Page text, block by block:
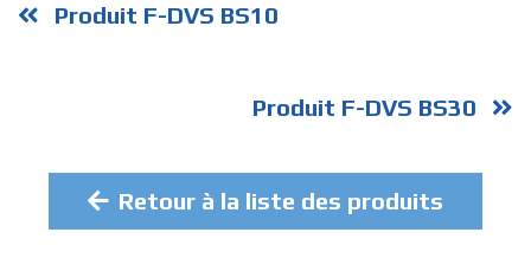
Produit F-DVS BS10
Produit F-DVS BS30
Retour à la liste des produits